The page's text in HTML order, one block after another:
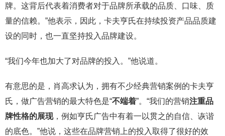
牌。这背后代表着消费者对于品牌所承载的品质、口味、质
量的信赖。”他表示，因此，卡夫亨氏在持续投资产品品质建
设的同时，也一直坚持投入品牌建设。
“我们今年也加大了对品牌的投入。”他说道。
有意思的是，肖高求认为，拥有不少经典营销案例的卡夫亨
氏，做广告营销的最大特色是“不端着”。“我们的营销注重品
牌性格的展现，例如亨氏广告中有着一以贯之的自信、诙谐
的底色。”他说，这些在品牌营销上的投入取得了很好的效